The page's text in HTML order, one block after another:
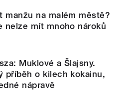
manžu na malém městě?
nelze mít mnoho nároků
Muklové a Šlajsny.
příběh o kilech kokainu,
nápravě